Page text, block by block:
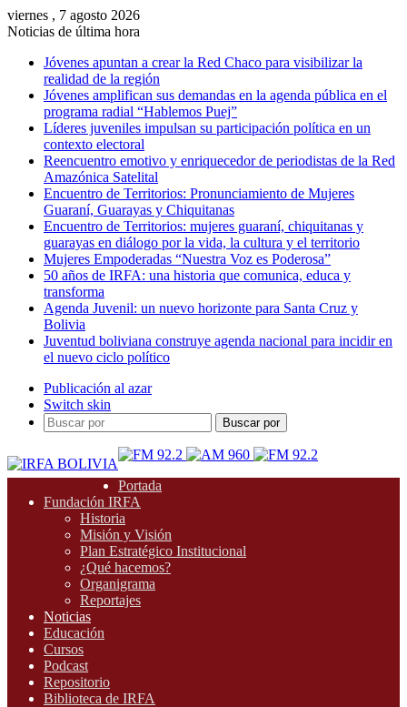
viernes , 7 agosto 2026
Noticias de última hora
Jóvenes apuntan a crear la Red Chaco para visibilizar la
realidad de la región
Jóvenes amplifican sus demandas en la agenda pública en el
programa radial “Hablemos Puej”
Líderes juveniles impulsan su participación política en un
contexto electoral
Reencuentro emotivo y enriquecedor de periodistas de la Red
Amazónica Satelital
Encuentro de Territorios: Pronunciamiento de Mujeres
Guaraní, Guarayas y Chiquitanas
Encuentro de Territorios: mujeres guaraní, chiquitanas y
guarayas en diálogo por la vida, la cultura y el territorio
Mujeres Empoderadas “Nuestra Voz es Poderosa”
50 años de IRFA: una historia que comunica, educa y
transforma
Agenda Juvenil: un nuevo horizonte para Santa Cruz y
Bolivia
Juventud boliviana construye agenda nacional para incidir en
el nuevo ciclo político
Publicación al azar
Switch skin
Buscar por
Portada
Fundación IRFA
Historia
Misión y Visión
Plan Estratégico Institucional
¿Qué hacemos?
Organigrama
Reportajes
Noticias
Educación
Cursos
Podcast
Repositorio
Biblioteca de IRFA